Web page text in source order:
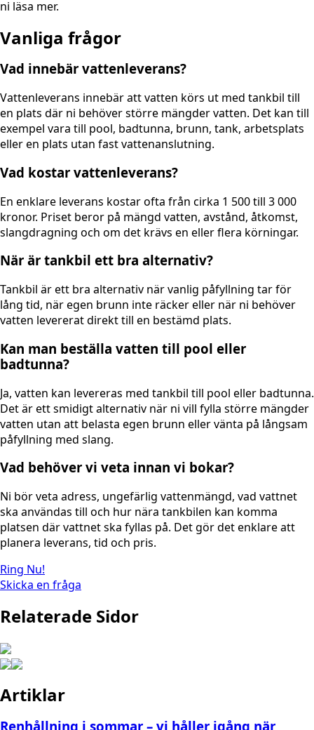
ni läsa mer.
Vanliga frågor
Vad innebär vattenleverans?
Vattenleverans innebär att vatten körs ut med tankbil till
en plats där ni behöver större mängder vatten. Det kan till
exempel vara till pool, badtunna, brunn, tank, arbetsplats
eller en plats utan fast vattenanslutning.
Vad kostar vattenleverans?
En enklare leverans kostar ofta från cirka 1 500 till 3 000
kronor. Priset beror på mängd vatten, avstånd, åtkomst,
slangdragning och om det krävs en eller flera körningar.
När är tankbil ett bra alternativ?
Tankbil är ett bra alternativ när vanlig påfyllning tar för
lång tid, när egen brunn inte räcker eller när ni behöver
vatten levererat direkt till en bestämd plats.
Kan man beställa vatten till pool eller
badtunna?
Ja, vatten kan levereras med tankbil till pool eller badtunna.
Det är ett smidigt alternativ när ni vill fylla större mängder
vatten utan att belasta egen brunn eller vänta på långsam
påfyllning med slang.
Vad behöver vi veta innan vi bokar?
Ni bör veta adress, ungefärlig vattenmängd, vad vattnet
ska användas till och hur nära tankbilen kan komma
platsen där vattnet ska fyllas på. Det gör det enklare att
planera leverans, tid och pris.
Ring Nu!
Skicka en fråga
Relaterade Sidor
Artiklar
Renhållning i sommar – vi håller igång när